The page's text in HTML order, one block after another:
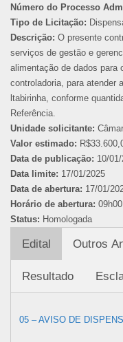
Número do Processo
Tipo de Licitação:
Descrição: O presente
serviços de gestão e
alimentação de dados para
controladoria, para atender
ltabirinha, conforme
Referência.
Unidade solicitante:
Valor estimado:
Data de publicação: 10/
Data limite: 17/01/2025
Data de abertura: 17/01/
Horário de abertura: 09h00
Status: Homologada
Edital Outros
Resultado
05 – AVISO DE